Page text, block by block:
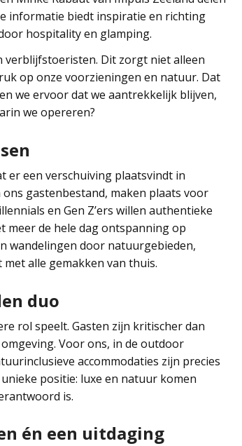
informatie biedt inspiratie en richting
hospitality en glamping.
verblijfstoeristen. Dit zorgt niet alleen
op onze voorzieningen en natuur. Dat
we ervoor dat we aantrekkelijk blijven,
we opereren?
er een verschuiving plaatsvindt in
gastenbestand, maken plaats voor
en Gen Z’ers willen authentieke
meer de hele dag ontspanning op
wandelingen door natuurgebieden,
alle gemakken van thuis.
duo
rol speelt. Gasten zijn kritischer dan
Voor ons, in de outdoor
accommodaties zijn precies
positie: luxe en natuur komen
is.
én een uitdaging